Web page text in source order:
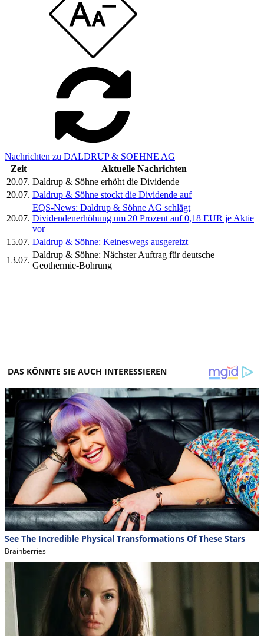
Nachrichten zu DALDRUP & SOEHNE AG
Zeit
Aktuelle Nachrichten
20.07. Daldrup & Söhne erhöht die Dividende
20.07. Daldrup & Söhne stockt die Dividende auf
20.07.
EQS-News: Daldrup & Söhne AG schlägt
Dividendenerhöhung um 20 Prozent auf 0,18 EUR je Aktie
vor
15.07. Daldrup & Söhne: Keineswegs ausgereizt
13.07.
Daldrup & Söhne: Nächster Auftrag für deutsche
Geothermie-Bohrung